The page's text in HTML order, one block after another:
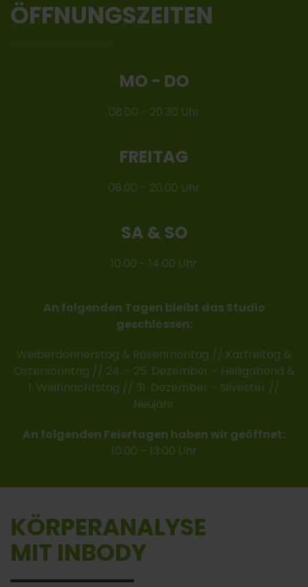
ÖFFNUNGSZEITEN
MO - DO
08.00 - 20.30 Uhr
FREITAG
08.00 - 20.00 Uhr
SA & SO
10.00 - 14.00 Uhr
An folgenden Tagen bleibt das Studio
geschlossen:
Weiberdonnerstag & Rosenmontag // Karfreitag &
Ostersonntag // 24. - 25. Dezember - Heiligabend &
1. Weihnachtstag // 31. Dezember - Silvester //
Neujahr
An folgenden Feiertagen haben wir geöffnet:
10:00 – 13:00 Uhr
KÖRPERANALYSE
MIT INBODY